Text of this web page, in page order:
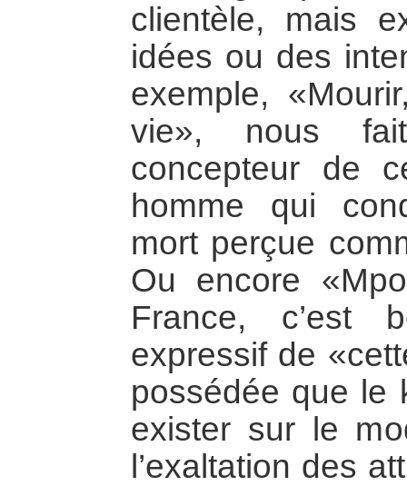
clientèle, mais
idées ou des
exemple,
vie», nous
concepteur de
homme qui
mort perçue
Ou encore
France, c’est
expressif de
possédée que le
exister sur le
l’exaltation des